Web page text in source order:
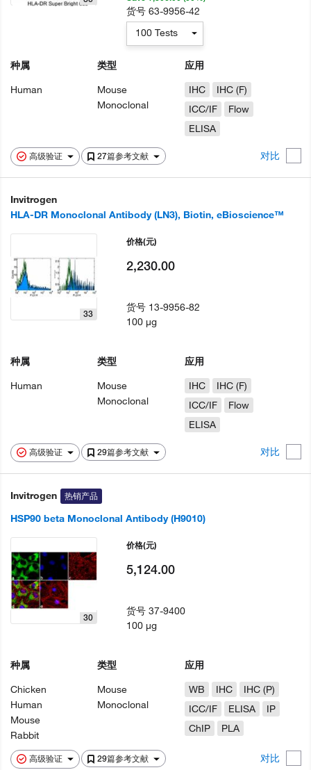
高级验证 27篇参考文献 对比
种属
Human
类型
Mouse
Monoclonal
应用
IHC
IHC (F)
ICC/IF
Flow
ELISA
货号63-9956-42
100 Tests
Invitrogen
HLA-DR Monoclonal Antibody (LN3), Biotin, eBioscience™
高级验证 29篇参考文献 对比
33
种属
Human
类型
Mouse
Monoclonal
应用
IHC
IHC (F)
ICC/IF
Flow
ELISA
价格(元)
2,230.00
货号 13-9956-82
100 µg
Invitrogen 热销产品
HSP90 beta Monoclonal Antibody (H9010)
高级验证 29篇参考文献 对比
30
种属
Chicken
Human
Mouse
Rabbit
类型
Mouse
Monoclonal
应用
WB
IHC
IHC (P)
ICC/IF
ELISA
IP
ChIP
PLA
价格(元)
5,124.00
货号37-9400
100 µg